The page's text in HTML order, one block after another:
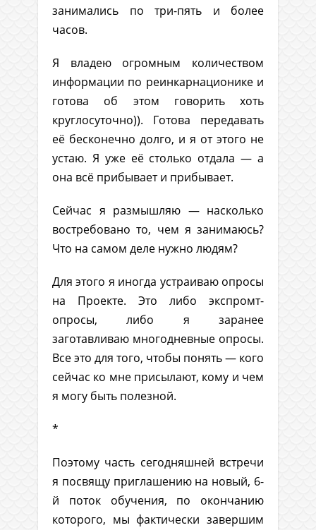
занимались по три-пять и более
часов.
Я владею огромным количеством
информации по реинкарнационике и
готова об этом говорить хоть
круглосуточно)). Готова передавать
её бесконечно долго, и я от этого не
устаю. Я уже её столько отдала — а
она всё прибывает и прибывает.
Сейчас я размышляю — насколько
востребовано то, чем я занимаюсь?
Что на самом деле нужно людям?
Для этого я иногда устраиваю опросы
на Проекте. Это либо экспромт-
опросы, либо я заранее
заготавливаю многодневные опросы.
Все это для того, чтобы понять — кого
сейчас ко мне присылают, кому и чем
я могу быть полезной.
*
Поэтому часть сегодняшней встречи
я посвящу приглашению на новый, 6-
й поток обучения, по окончанию
которого, мы фактически завершим